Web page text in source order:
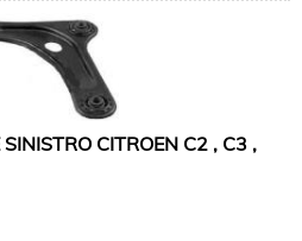
CITROEN C2 , C3 ,